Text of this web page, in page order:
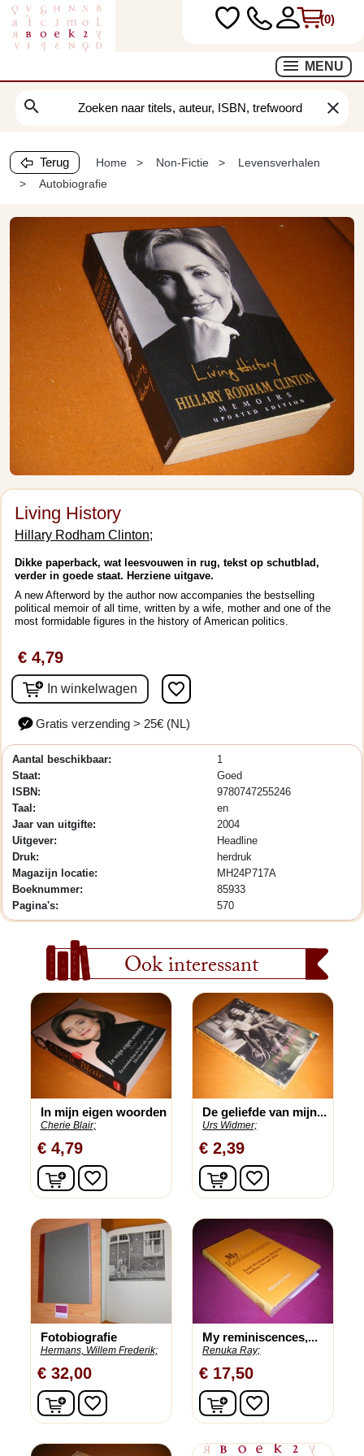
(0)
MENU
search clear
Terug Home Non-Fictie
Levensverhalen
Autobiografie
Living History
Hillary Rodham Clinton;
Dikke paperback, wat leesvouwen in rug, tekst op schutblad,
verder in goede staat. Herziene uitgave.
A new Afterword by the author now accompanies the bestselling
political memoir of all time, written by a wife, mother and one of the
most formidable figures in the history of American politics.
€ 4,79
In winkelwagen favorite_border
Gratis verzending > 25€ (NL)
Aantal beschikbaar:
1
Staat:
Goed
ISBN:
9780747255246
Taal:
en
Jaar van uitgifte:
2004
Uitgever:
Headline
Druk:
herdruk
Magazijn locatie:
MH24P717A
Boeknummer:
85933
Pagina's:
570
Ook interessant
In mijn eigen woorden
Cherie Blair;
€ 4,79
In winkelwagen
favorite_border
De geliefde van mijn...
Urs Widmer;
€ 2,39
In winkelwagen
favorite_border
Fotobiografie
Hermans, Willem Frederik;
€ 32,00
In winkelwagen
favorite_border
My reminiscences,...
Renuka Ray;
€ 17,50
In winkelwagen
favorite_border